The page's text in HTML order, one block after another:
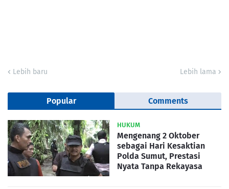
Lebih baru Lebih lama
Popular Comments
HUKUM
Mengenang 2 Oktober
sebagai Hari Kesaktian
Polda Sumut, Prestasi
Nyata Tanpa Rekayasa